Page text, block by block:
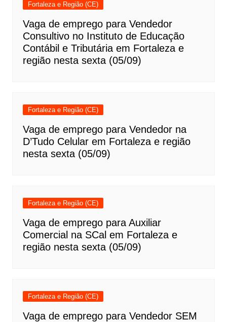
Fortaleza e Região (CE)
Vaga de emprego para Vendedor
Consultivo no Instituto de Educação
Contábil e Tributária em Fortaleza e
região nesta sexta (05/09)
Fortaleza e Região (CE)
Vaga de emprego para Vendedor na
D’Tudo Celular em Fortaleza e região
nesta sexta (05/09)
Fortaleza e Região (CE)
Vaga de emprego para Auxiliar
Comercial na SCal em Fortaleza e
região nesta sexta (05/09)
Fortaleza e Região (CE)
Vaga de emprego para Vendedor SEM